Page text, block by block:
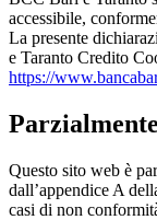
accessibile,
La presente
e Taranto Credito
https://
Questo sito web è
dall’appendice A
casi di non